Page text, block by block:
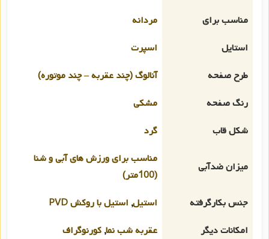
مناسب برای
مردانه
استایل
اسپرت
طرح صفحه
آنالوگ (چند عقربه – چند موتوره)
رنگ صفحه
مشکی
شکل قاب
گرد
میزان ضدآبی
مناسب برای ورزش های آبی و شنا
(100متر)
جنس بکارگرفته
استیل, استیل با روکش PVD
امکانات دیگر
عقربه شب نما, کورنوگراف